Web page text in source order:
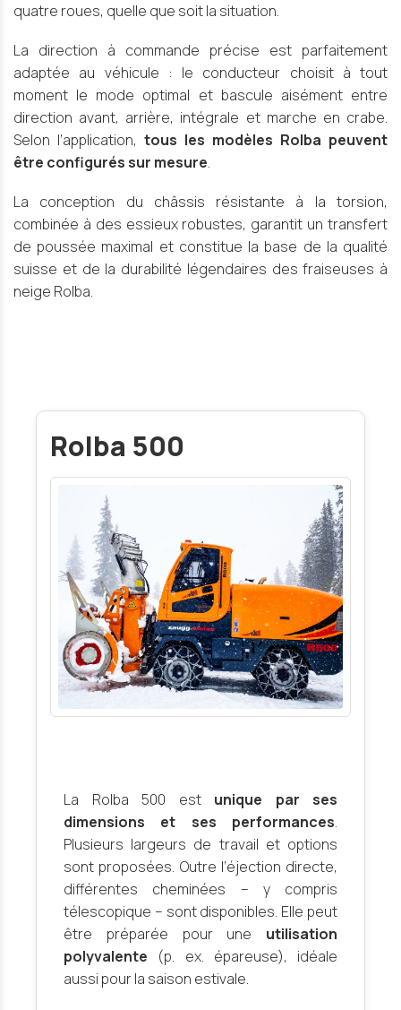
quatre roues, quelle que soit la situation.
La direction à commande précise est parfaitement
adaptée au véhicule : le conducteur choisit à tout
moment le mode optimal et bascule aisément entre
direction avant, arrière, intégrale et marche en crabe.
Selon l’application, tous les modèles Rolba peuvent
être configurés sur mesure.
La conception du châssis résistante à la torsion,
combinée à des essieux robustes, garantit un transfert
de poussée maximal et constitue la base de la qualité
suisse et de la durabilité légendaires des fraiseuses à
neige Rolba.
Rolba 500
La Rolba 500 est unique par ses
dimensions et ses performances.
Plusieurs largeurs de travail et options
sont proposées. Outre l’éjection directe,
différentes cheminées – y compris
télescopique – sont disponibles. Elle peut
être préparée pour une utilisation
polyvalente (p. ex. épareuse), idéale
aussi pour la saison estivale.